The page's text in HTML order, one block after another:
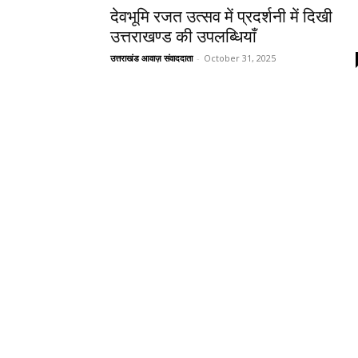
देवभूमि रजत उत्सव में प्रदर्शनी में दिखी
उत्तराखण्ड की उपलब्धियाँ
उत्तराखंड आवाज़ संवाददाता - October 31, 2025